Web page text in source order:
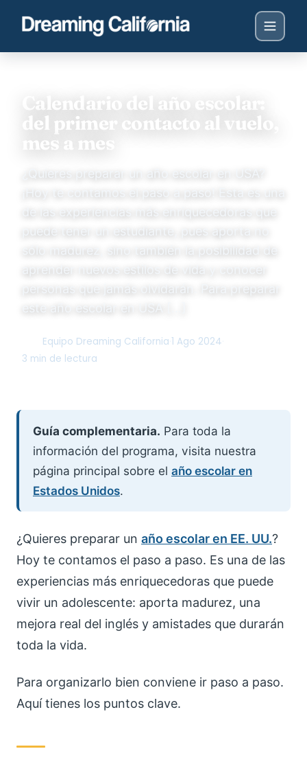
Calendario del año escolar:
del primer contacto al vuelo,
mes a mes
¿Quieres preparar un año escolar en USA?
¡Hoy te contamos el paso a paso! Esta es una
de las experiencias más enriquecedoras que
puede tener un estudiante, pues aporta no
sólo madurez, sino también la posibilidad de
aprender nuevos estilos de vida y conocer
personas que jamás olvidarán. Para preparar
este año escolar en USA […]
Equipo Dreaming California 1 Ago 2024
3 min de lectura
Guía complementaria. Para toda la
información del programa, visita nuestra
página principal sobre el año escolar en
Estados Unidos.
¿Quieres preparar un año escolar en EE. UU.?
Hoy te contamos el paso a paso. Es una de las
experiencias más enriquecedoras que puede
vivir un adolescente: aporta madurez, una
mejora real del inglés y amistades que durarán
toda la vida.
Para organizarlo bien conviene ir paso a paso.
Aquí tienes los puntos clave.